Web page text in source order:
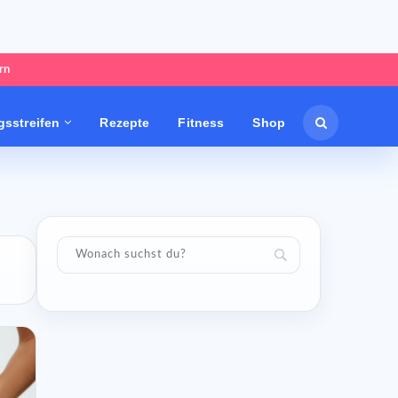
Rezepte Fitness Shop